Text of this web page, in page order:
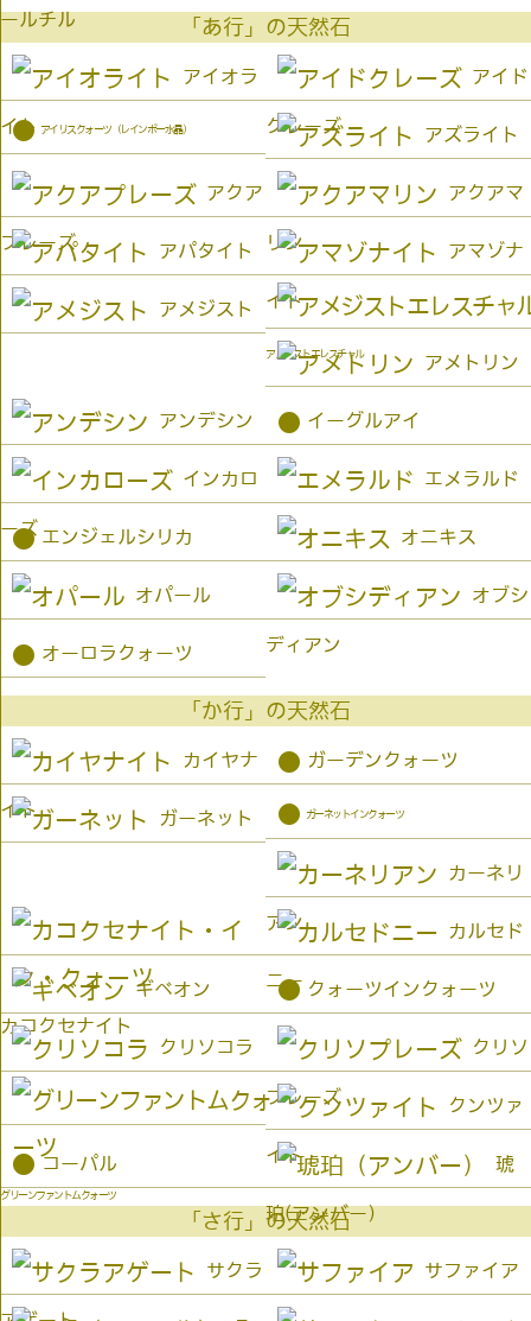
ールチル 「あ行」の天然石
アイオラ
イト
アイド
クレーズ
● アイリスクォーツ（レインボー水晶） アズライト
アクア
プレーズ
アクアマ
リン
アパタイト アマゾナ
イト
アメジスト
アメジストエレスチャル アメトリン
アンデシン ● イーグルアイ
インカロ
ーズ
エメラルド
● エンジェルシリカ オニキス
オパール オブシ
ディアン
● オーロラクォーツ
「か行」の天然石
カイヤナ
イト
● ガーデンクォーツ
ガーネット ● ガーネットインクォーツ
カーネリ
アン
カコクセナイト
カルセド
ニー
ギベオン ● クォーツインクォーツ
クリソコラ クリソ
プレーズ
グリーンファントムクォーツ
クンツァ
イト
● コーパル 琥
珀(アンバー）
「さ行」の天然石
サクラ サファイア